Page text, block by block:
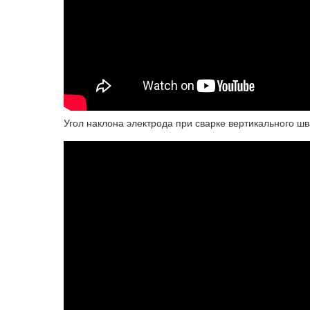
Угол наклона электрода при сварке вертикального